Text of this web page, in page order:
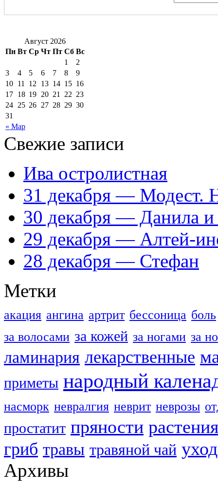
Август 2026
Пн Вт Ср Чт Пт Сб Вс
« Мар
1
2
3
4 5 6 7 8
9
10 11 12 13 14 15 16
17 18 19 20 21 22 23
24 25 26 27 28 29 30
31
Свежие записи
Ива остролистная
31 декабря — Модест.
30 декабря — Данила
29 декабря — Алтей-
28 декабря — Стефан
Метки
акация ангина артрит бессоница боль
за волосами за кожей за ногами за
ламинария лекарственные
приметы народный
насморк невралгия неврит неврозы
простатит пряности растения
гриб травы травяной чай уход
Архивы